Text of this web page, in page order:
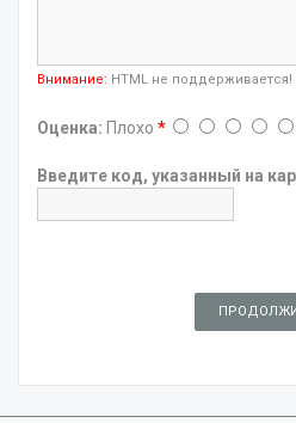
Внимание: HTML не
Оценка: Плохо *
Введите код, указанный на